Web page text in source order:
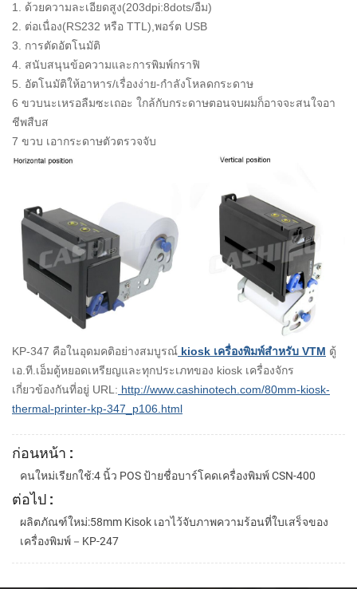
1. ด้วยความละเอียดสูง(203dpi:8dots/อืม)
2. ต่อเนื่อง(RS232 หรือ TTL),พอร์ต USB
3. การตัดอัตโนมัติ
4. สนับสนุนข้อความและการพิมพ์กราฟิ
5. อัตโนมัติให้อาหาร/เรื่องง่าย-กำลังโหลดกระดาษ
6 ขวบนะเหรอลืมซะเถอะ ใกล้กับกระดาษตอนจบผมก็อาจจะสนใจอา
ชีพสืบส
7 ขวบ เอากระดาษตัวตรวจจับ
KP-347 คือในอุดมคติอย่างสมบูรณ์ kiosk เครื่องพิมพ์สำหรับ VTM ตู้
เอ.ที.เอ็มตู้หยอดเหรียญและทุกประเภทของ kiosk เครื่องจักร
เกี่ยวข้องกันที่อยู่ URL: http://www.cashinotech.com/80mm-kiosk-
thermal-printer-kp-347_p106.html
ก่อนหน้า :
คนใหม่เรียกใช้:4 นิ้ว POS ป้ายชื่อบาร์โคดเครื่องพิมพ์ CSN-400
ต่อไป :
ผลิตภัณฑ์ใหม่:58mm Kisok เอาไว้จับภาพความร้อนที่ใบเสร็จของ
เครื่องพิมพ์－KP-247